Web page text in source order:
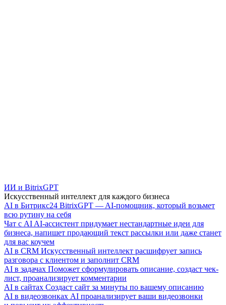
ИИ и BitrixGPT
Искусственный интеллект для каждого бизнеса
AI в Битрикс24 BitrixGPT — AI-помощник, который возьмет
всю рутину на себя
Чат с AI AI-ассистент придумает нестандартные идеи для
бизнеса, напишет продающий текст рассылки или даже станет
для вас коучем
AI в CRM Искусственный интеллект расшифрует запись
разговора с клиентом и заполнит CRM
AI в задачах Поможет сформулировать описание, создаст чек-
лист, проанализирует комментарии
AI в сайтах Создаст сайт за минуты по вашему описанию
AI в видеозвонках AI проанализирует ваши видеозвонки